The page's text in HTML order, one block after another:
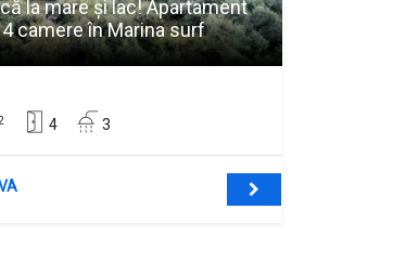
la mare și lac! Apartament
camere în Marina surf
4 3